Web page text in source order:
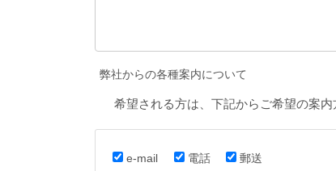
弊社からの各種案内について
希望される方は、下記からご希望の案
e-mail 電話 郵送